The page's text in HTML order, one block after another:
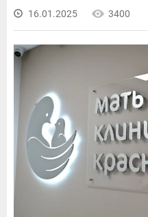
16.01.2025 3400